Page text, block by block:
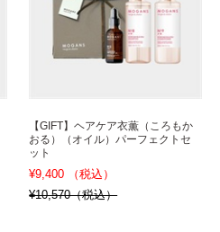
【GIFT】ヘアケア衣薫（ころもか
おる）（オイル）パーフェクトセ
ット
¥9,400 （税込）
¥10,570（税込）